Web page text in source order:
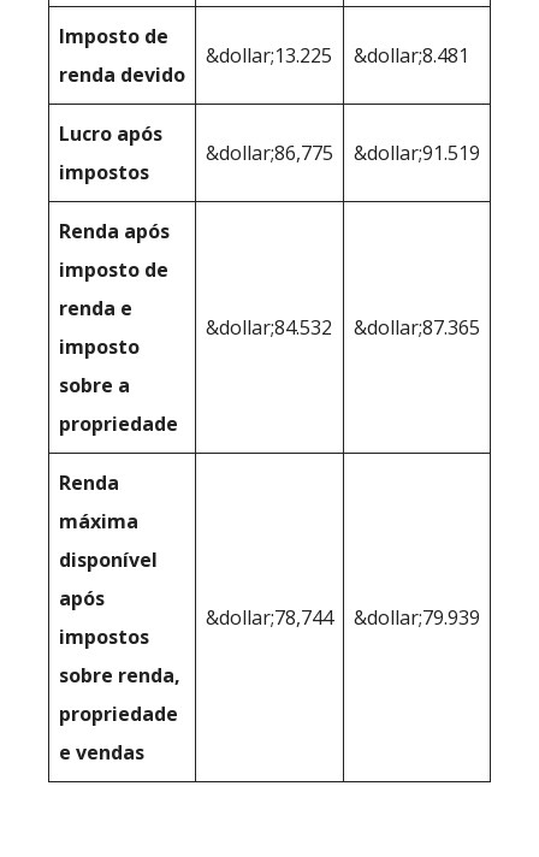
Imposto de
renda devido
&dollar;13.225 &dollar;8.481
Lucro após
impostos
&dollar;86,775 &dollar;91.519
Renda após
imposto de
renda e
imposto
sobre a
propriedade
&dollar;84.532 &dollar;87.365
Renda
máxima
disponível
após
impostos
sobre renda,
propriedade
e vendas
&dollar;78,744 &dollar;79.939